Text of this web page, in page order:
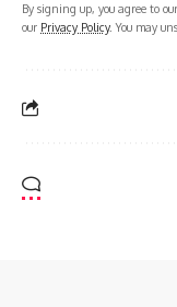
By signing up, you agree to
our Privacy Policy. You may